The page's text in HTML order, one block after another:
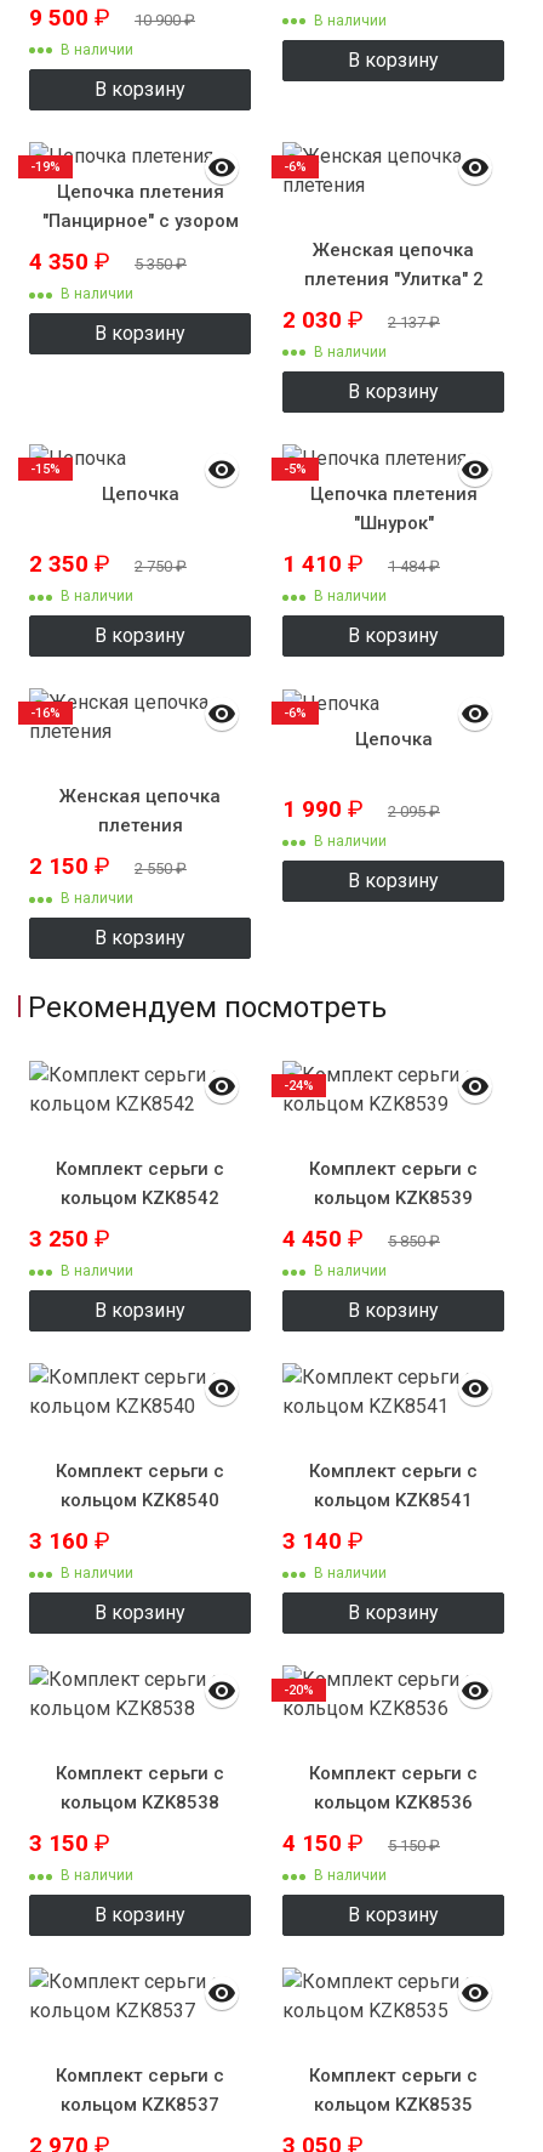
9 500 ₽ 10 900₽
В наличии
В корзину
В наличии
В корзину
Цепочка плетения
"Панцирное" с узором
4 350 ₽ 5 350₽
В наличии
В корзину
-19%
Женская цепочка
плетения "Улитка" 2
2 030 ₽ 2 137₽
В наличии
В корзину
-6%
Цепочка
2 350 ₽ 2 750₽
В наличии
В корзину
-15%
Цепочка плетения
"Шнурок"
1 410 ₽ 1 484₽
В наличии
В корзину
-5%
Женская цепочка
плетения
"Венецианское"
2 150 ₽ 2 550₽
В наличии
В корзину
-16%
Цепочка
1 990 ₽ 2 095₽
В наличии
В корзину
-6%
Рекомендуем посмотреть
Комплект серьги с
кольцом KZK8542
3 250 ₽
В наличии
В корзину
Комплект серьги с
кольцом KZK8539
4 450 ₽ 5 850₽
В наличии
В корзину
-24%
Комплект серьги с
кольцом KZK8540
3 160 ₽
В наличии
В корзину
Комплект серьги с
кольцом KZK8541
3 140 ₽
В наличии
В корзину
Комплект серьги с
кольцом KZK8538
3 150 ₽
В наличии
В корзину
Комплект серьги с
кольцом KZK8536
4 150 ₽ 5 150₽
В наличии
В корзину
-20%
Комплект серьги с
кольцом KZK8537
2 970 ₽
Комплект серьги с
кольцом KZK8535
3 050 ₽